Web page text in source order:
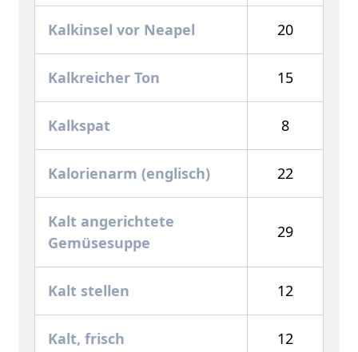
Kalkinsel vor Neapel 20
Kalkreicher Ton 15
Kalkspat 8
Kalorienarm (englisch) 22
Kalt angerichtete
Gemüsesuppe
29
Kalt stellen 12
Kalt, frisch 12